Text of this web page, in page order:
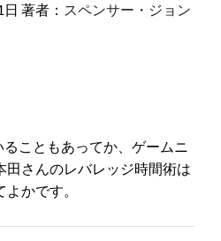
著者： スペンサー・ジョン
こともあってか、ゲームニ
田さんのレバレッジ時間術は
かです。